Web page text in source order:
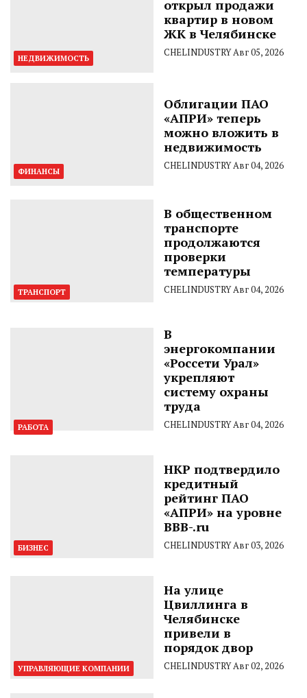
НЕДВИЖИМОСТЬ
открыл продажи
квартир в новом
ЖК в Челябинске
CHELINDUSTRYАвг 05, 2026
ФИНАНСЫ
Облигации ПАО
«АПРИ» теперь
можно вложить в
недвижимость
CHELINDUSTRYАвг 04, 2026
ТРАНСПОРТ
В общественном
транспорте
продолжаются
проверки
температуры
CHELINDUSTRYАвг 04, 2026
РАБОТА
В
энергокомпании
«Россети Урал»
укрепляют
систему охраны
труда
CHELINDUSTRYАвг 04, 2026
БИЗНЕС
НКР подтвердило
кредитный
рейтинг ПАО
«АПРИ» на уровне
BBB-.ru
CHELINDUSTRYАвг 03, 2026
УПРАВЛЯЮЩИЕ КОМПАНИИ
На улице
Цвиллинга в
Челябинске
привели в
порядок двор
CHELINDUSTRYАвг 02, 2026